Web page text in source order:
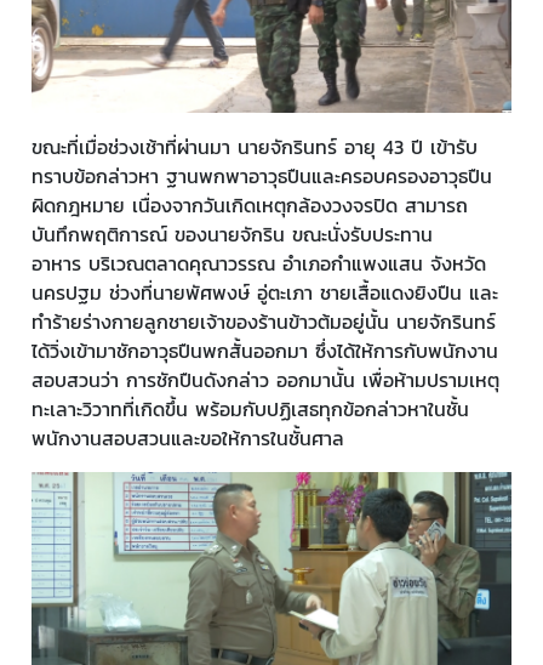
ขณะที่เมื่อช่วงเช้าที่ผ่านมา นายจักรินทร์ อายุ 43 ปี เข้ารับ
ทราบข้อกล่าวหา ฐานพกพาอาวุธปืนและครอบครองอาวุธปืน
ผิดกฎหมาย เนื่องจากวันเกิดเหตุกล้องวงจรปิด สามารถ
บันทึกพฤติการณ์ ของนายจักริน ขณะนั่งรับประทาน
อาหาร บริเวณตลาดคุณาวรรณ อำเภอกำแพงแสน จังหวัด
นครปฐม ช่วงที่นายพัศพงษ์ อู่ตะเภา ชายเสื้อแดงยิงปืน และ
ทำร้ายร่างกายลูกชายเจ้าของร้านข้าวต้มอยู่นั้น นายจักรินทร์
ได้วิ่งเข้ามาชักอาวุธปืนพกสั้นออกมา ซึ่งได้ให้การกับพนักงาน
สอบสวนว่า การชักปืนดังกล่าว ออกมานั้น เพื่อห้ามปรามเหตุ
ทะเลาะวิวาทที่เกิดขึ้น พร้อมกับปฏิเสธทุกข้อกล่าวหาในชั้น
พนักงานสอบสวนและขอให้การในชั้นศาล